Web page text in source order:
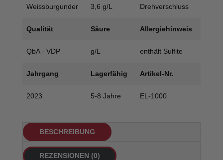
Weissburgunder 3,6 g/L Drehverschluss
Qualität Säure Allergiehinweis
QbA - VDP g/L enthält Sulfite
Jahrgang Lagerfähig Artikel-Nr.
2023 5-8 Jahre EL-1000
BESCHREIBUNG
REZENSIONEN (0)